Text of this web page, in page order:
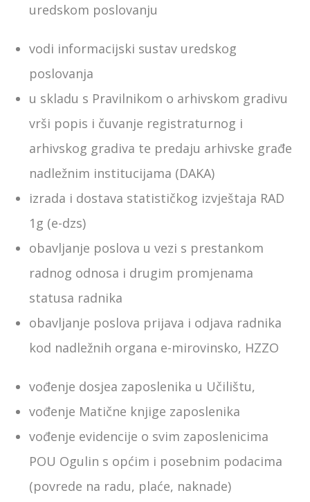
uredskom poslovanju
vodi informacijski sustav uredskog
poslovanja
u skladu s Pravilnikom o arhivskom gradivu
vrši popis i čuvanje registraturnog i
arhivskog gradiva te predaju arhivske građe
nadležnim institucijama (DAKA)
izrada i dostava statističkog izvještaja RAD
1g (e-dzs)
obavljanje poslova u vezi s prestankom
radnog odnosa i drugim promjenama
statusa radnika
obavljanje poslova prijava i odjava radnika
kod nadležnih organa e-mirovinsko, HZZO
vođenje dosjea zaposlenika u Učilištu,
vođenje Matične knjige zaposlenika
vođenje evidencije o svim zaposlenicima
POU Ogulin s općim i posebnim podacima
(povrede na radu, plaće, naknade)